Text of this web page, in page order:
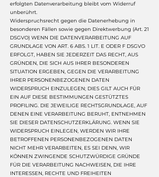
erfolgten Datenverarbeitung bleibt vom Widerruf
unberührt.
Widerspruchsrecht gegen die Datenerhebung in
besonderen Fällen sowie gegen Direktwerbung (Art. 21
DSGVO) WENN DIE DATENVERARBEITUNG AUF
GRUNDLAGE VON ART. 6 ABS. 1 LIT. E ODER F DSGVO
ERFOLGT, HABEN SIE JEDERZEIT DAS RECHT, AUS
GRÜNDEN, DIE SICH AUS IHRER BESONDEREN
SITUATION ERGEBEN, GEGEN DIE VERARBEITUNG
IHRER PERSONENBEZOGENEN DATEN
WIDERSPRUCH EINZULEGEN; DIES GILT AUCH FÜR
EIN AUF DIESE BESTIMMUNGEN GESTÜTZTES
PROFILING. DIE JEWEILIGE RECHTSGRUNDLAGE, AUF
DENEN EINE VERARBEITUNG BERUHT, ENTNEHMEN
SIE DIESER DATENSCHUTZERKLÄRUNG. WENN SIE
WIDERSPRUCH EINLEGEN, WERDEN WIR IHRE
BETROFFENEN PERSONENBEZOGENEN DATEN
NICHT MEHR VERARBEITEN, ES SEI DENN, WIR
KÖNNEN ZWINGENDE SCHUTZWÜRDIGE GRÜNDE
FÜR DIE VERARBEITUNG NACHWEISEN, DIE IHRE
INTERESSEN, RECHTE UND FREIHEITEN